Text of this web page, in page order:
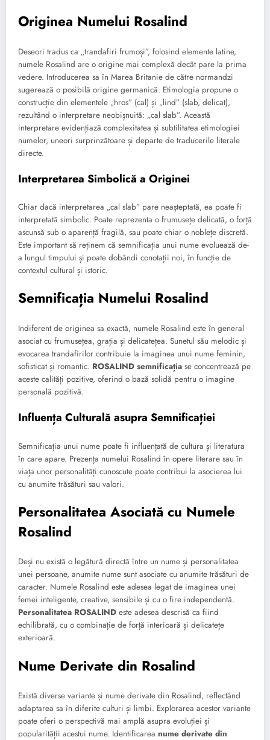
Originea Numelui Rosalind
Deseori tradus ca „trandafiri frumoși”, folosind elemente latine,
numele Rosalind are o origine mai complexă decât pare la prima
vedere. Introducerea sa în Marea Britanie de către normandzi
sugerează o posibilă origine germanică. Etimologia propune o
construcție din elementele „hros” (cal) și „lind” (slab, delicat),
rezultând o interpretare neobișnuită: „cal slab”. Această
interpretare evidențiază complexitatea și subtilitatea etimologiei
numelor, uneori surprinzătoare și departe de traducerile literale
directe.
Interpretarea Simbolică a Originei
Chiar dacă interpretarea „cal slab” pare neașteptată, ea poate fi
interpretată simbolic. Poate reprezenta o frumusețe delicată, o forță
ascunsă sub o aparență fragilă, sau poate chiar o noblețe discretă.
Este important să reținem că semnificația unui nume evoluează de-
a lungul timpului și poate dobândi conotații noi, în funcție de
contextul cultural și istoric.
Semnificația Numelui Rosalind
Indiferent de originea sa exactă, numele Rosalind este în general
asociat cu frumusețea, grația și delicatețea. Sunetul său melodic și
evocarea trandafirilor contribuie la imaginea unui nume feminin,
sofisticat și romantic. ROSALIND semnificația se concentrează pe
aceste calități pozitive, oferind o bază solidă pentru o imagine
personală pozitivă.
Influența Culturală asupra Semnificației
Semnificația unui nume poate fi influențată de cultura și literatura
în care apare. Prezența numelui Rosalind în opere literare sau în
viața unor personalități cunoscute poate contribui la asocierea lui
cu anumite trăsături sau valori.
Personalitatea Asociată cu Numele
Rosalind
Deși nu există o legătură directă între un nume și personalitatea
unei persoane, anumite nume sunt asociate cu anumite trăsături de
caracter. Numele Rosalind este adesea legat de imaginea unei
femei inteligente, creative, sensibile și cu o fire independentă.
Personalitatea ROSALIND este adesea descrisă ca fiind
echilibrată, cu o combinație de forță interioară și delicatețe
exterioară.
Nume Derivate din Rosalind
Există diverse variante și nume derivate din Rosalind, reflectând
adaptarea sa în diferite culturi și limbi. Explorarea acestor variante
poate oferi o perspectivă mai amplă asupra evoluției și
popularității acestui nume. Identificarea nume derivate din